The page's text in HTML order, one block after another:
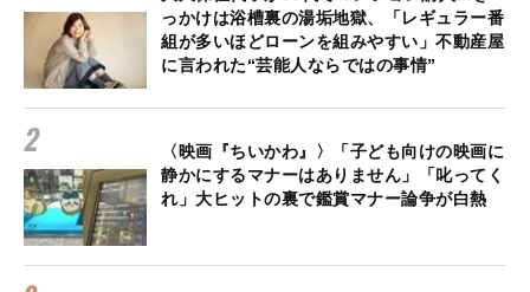
っかけは浴槽裏の湯垢地獄、「レギュラー番
組が多いほどローンを組みやすい」不動産屋
に言われた“芸能人ならではの事情”
〈映画『ちいかわ』〉「子ども向けの映画に
静かにするマナーはありません」「叱ってく
れ」大ヒットの裏で鑑賞マナー論争が白熱